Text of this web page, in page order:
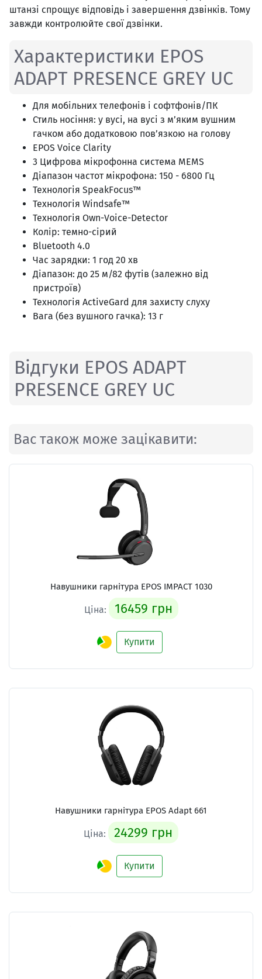
штанзі спрощує відповідь і завершення дзвінків. Тому
завжди контролюйте свої дзвінки.
Характеристики EPOS
ADAPT PRESENCE GREY UC
Для мобільних телефонів і софтфонів/ПК
Стиль носіння: у вусі, на вусі з м’яким вушним
гачком або додатковою пов’язкою на голову
EPOS Voice Clarity
3 Цифрова мікрофонна система MEMS
Діапазон частот мікрофона: 150 - 6800 Гц
Технологія SpeakFocus™
Технологія Windsafe™
Технологія Own-Voice-Detector
Колір: темно-сірий
Bluetooth 4.0
Час зарядки: 1 год 20 хв
Діапазон: до 25 м/82 футів (залежно від
пристроїв)
Технологія ActiveGard для захисту слуху
Вага (без вушного гачка): 13 г
Відгуки EPOS ADAPT
PRESENCE GREY UC
Вас також може зацікавити:
Навушники гарнітура EPOS IMPACT 1030
Ціна: 16459 грн
Купити
Навушники гарнітура EPOS Adapt 661
Ціна: 24299 грн
Купити